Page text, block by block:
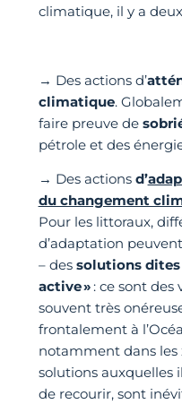
climatique, il y a
→ Des actions d’
climatique.
faire preuve de
pétrole et des
→ Des actions d’
du changement
Pour les littoraux,
d’adaptation
– des solutions dites
active »: ce sont des
souvent très
frontalement à
notamment dans les
solutions auxquelles
de recourir, sont